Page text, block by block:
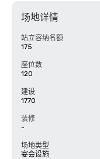
场地详情
站立容纳名额
175
座位数
120
建设
1770
装修
-
场地类型
宴会设施